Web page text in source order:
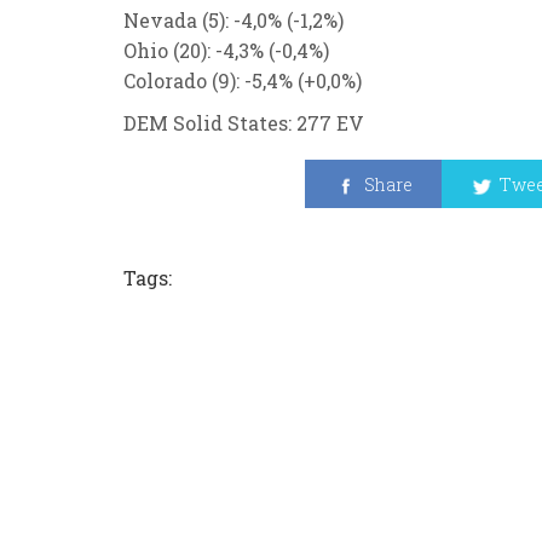
Nevada (5): -4,0% (-1,2%)
Ohio (20): -4,3% (-0,4%)
Colorado (9): -5,4% (+0,0%)
DEM Solid States: 277 EV
Share
Tags: